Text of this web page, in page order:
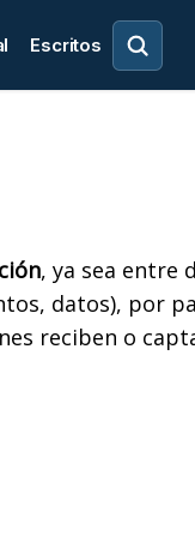
Escritos
, ya sea entre
datos), por
reciben o